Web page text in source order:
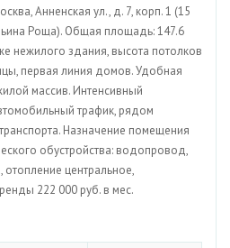
Анненская ул., д. 7, корп. 1 (15
Роща). Общая площадь: 147.6
нежилого здания, высота потолков
первая линия домов. Удобная
массив. Интенсивный
трафик, рядом
Назначение помещения
обустройства: водопровод,
отопление центральное,
222 000 руб. в мес.